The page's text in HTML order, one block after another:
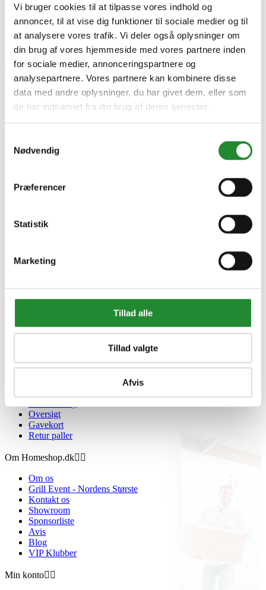
Vi bruger cookies til at tilpasse vores indhold og
annoncer, til at vise dig funktioner til sociale medier og til
at analysere vores trafik. Vi deler også oplysninger om
din brug af vores hjemmeside med vores partnere inden
for sociale medier, annonceringspartnere og
analysepartnere. Vores partnere kan kombinere disse
data med andre oplysninger, du har givet dem, eller som
de har indsamlet fra din brug af deres tjenester.
Nødvendig
Præferencer
Statistik
Marketing
Tillad alle
Tillad valgte
Afvis
ITW SPUN®+, Elforzinket -
Universalskrue - 3,5 x 40 -
150343
Handelsbetingelser
Fortrydelsesret
Oversigt
Gavekort
Retur paller
Om Homeshop.dk 
Om os
Grill Event - Nordens Største
Kontakt os
Showroom
Sponsorliste
Avis
Blog
VIP Klubber
Min konto 